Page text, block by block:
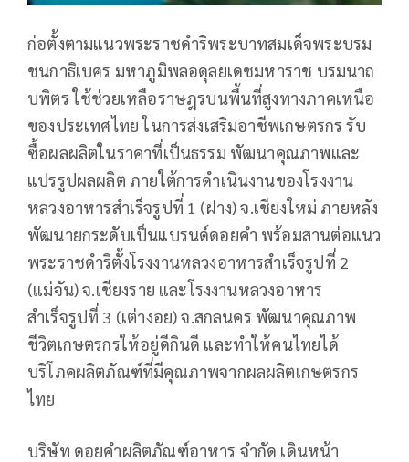
ก่อตั้งตามแนวพระราชดำริพระบาทสมเด็จพระบรม
ชนกาธิเบศร มหาภูมิพลอดุลยเดชมหาราช บรมนาถ
บพิตร ใช้ช่วยเหลือราษฎรบนพื้นที่สูงทางภาคเหนือ
ของประเทศไทย ในการส่งเสริมอาชีพเกษตรกร รับ
ซื้อผลผลิตในราคาที่เป็นธรรม พัฒนาคุณภาพและ
แปรรูปผลผลิต ภายใต้การดำเนินงานของโรงงาน
หลวงอาหารสำเร็จรูปที่ 1 (ฝาง) จ.เชียงใหม่ ภายหลัง
พัฒนายกระดับเป็นแบรนด์ดอยคำ พร้อมสานต่อแนว
พระราชดำริตั้งโรงงานหลวงอาหารสำเร็จรูปที่ 2
(แม่จัน) จ.เชียงราย และโรงงานหลวงอาหาร
สำเร็จรูปที่ 3 (เต่างอย) จ.สกลนคร พัฒนาคุณภาพ
ชีวิตเกษตรกรให้อยู่ดีกินดี และทำให้คนไทยได้
บริโภคผลิตภัณฑ์ที่มีคุณภาพจากผลผลิตเกษตรกร
ไทย
บริษัท ดอยคำผลิตภัณฑ์อาหาร จำกัด เดินหน้า